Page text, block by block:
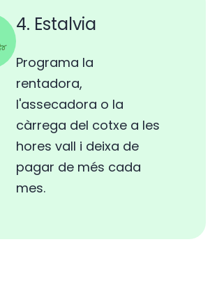
4. Estalvia
Programa la
rentadora,
l'assecadora o la
càrrega del cotxe a les
hores vall i deixa de
pagar de més cada
mes.